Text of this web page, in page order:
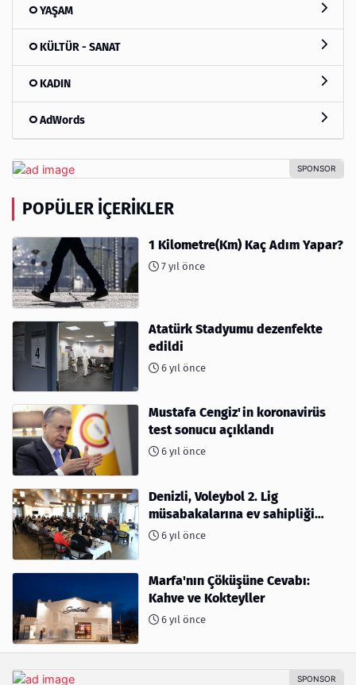
YAŞAM
KÜLTÜR - SANAT
KADIN
AdWords
POPÜLER İÇERIKLER
1 Kilometre(Km) Kaç Adım Yapar?
7 yıl önce
Atatürk Stadyumu dezenfekte
edildi
6 yıl önce
Mustafa Cengiz'in koronavirüs
test sonucu açıklandı
6 yıl önce
Denizli, Voleybol 2. Lig
müsabakalarına ev sahipliği
yapıyor
6 yıl önce
Marfa'nın Çöküşüne Cevabı:
Kahve ve Kokteyller
6 yıl önce